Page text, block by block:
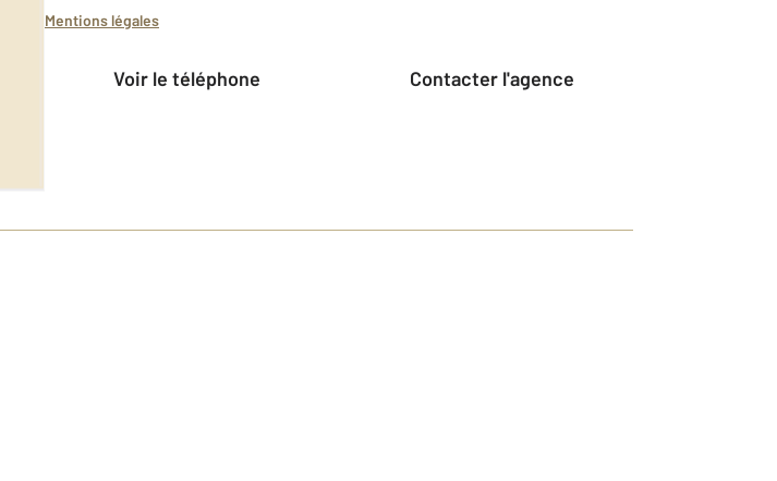
Mentions légales
Voir le téléphone Contacter l'agence